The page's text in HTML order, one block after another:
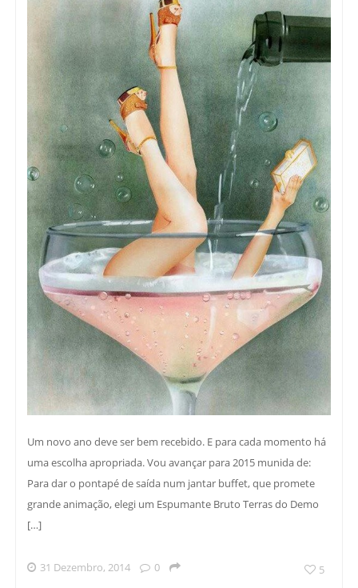
Um novo ano deve ser bem recebido. E para cada momento há
uma escolha apropriada. Vou avançar para 2015 munida de:
Para dar o pontapé de saída num jantar buffet, que promete
grande animação, elegi um Espumante Bruto Terras do Demo
[…]
31 Dezembro, 2014 0 5